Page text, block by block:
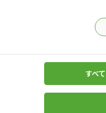
に弱点は見当たりません。
でミズノをお使いの方や打
になっている方は一度試す
ブでも同じですができる事
せた長さ、重さにするこ
すべ